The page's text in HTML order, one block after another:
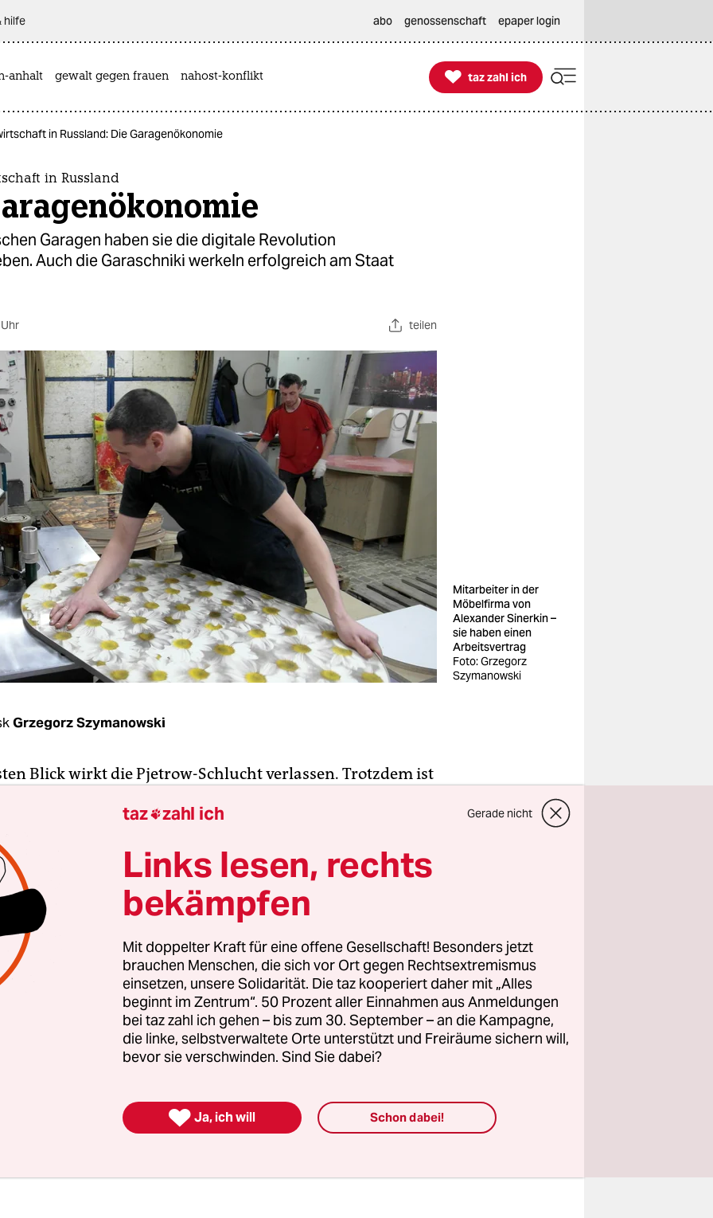
hilfe abo genossenschaft epaper login
anhalt gewalt gegen frauen nahost-konflikt 
taz zahl ich
taz zahl ich
in Russland: Die Garagenökonomie
in Russland
Garagen haben sie die digitale Revolution
Auch die Garaschniki werkeln erfolgreich am Staat
teilen
Mitarbeiter in der
Möbelfirma von
Alexander Sinerkin –
sie haben einen
Arbeitsvertrag
Foto: Grzegorz
Szymanowski
Grzegorz Szymanowski
Blick wirkt die Pjetrow-Schlucht verlassen. Trotzdem ist
Türen sind verschlossen, die Straßen scheinbar leer.
alles normal für eine Gegend am Stadtrand von
einer Stadt etwa 900 Kilometer östlich von Moskau am Ufer
den Schornsteinen aufsteigende Rauch verrät, dass hier
Mit einem lauten Kreischen öffnet sich die Metalltür
Drinnen ist es warm, der Geruch von Holzleim hängt
der Mitte des Raumes steht ein lachsfarbenes
Sofa. Hier arbeiten die beiden Mittdreißiger Nail und
der ein wenig jüngere Konstantin. Auf einem Dutzend
stehen bereit, auf dem Boden liegen Bretter und einige
taz zahl ich Gerade nicht
Links lesen, rechts
bekämpfen
Mit doppelter Kraft für eine offene Gesellschaft! Besonders jetzt
brauchen Menschen, die sich vor Ort gegen Rechtsextremismus
einsetzen, unsere Solidarität. Die taz kooperiert daher mit „Alles
beginnt im Zentrum“. 50 Prozent aller Einnahmen aus Anmeldungen
bei taz zahl ich gehen – bis zum 30. September – an die Kampagne,
die linke, selbstverwaltete Orte unterstützt und Freiräume sichern will,
bevor sie verschwinden. Sind Sie dabei?
 Ja, ich will Schon dabei!